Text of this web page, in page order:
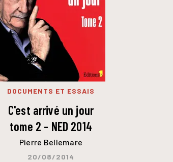
DOCUMENTS ET ESSAIS
C'est arrivé un jour
tome 2 - NED 2014
Pierre Bellemare
20/08/2014